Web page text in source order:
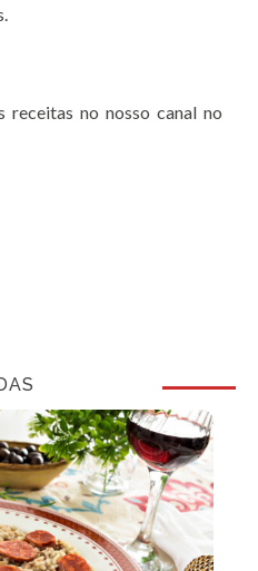
receitas no nosso canal no